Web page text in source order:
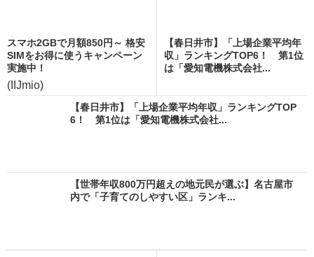
スマホ2GBで月額850円～ 格安
SIMをお得に使うキャンペーン
実施中！
(IIJmio)
【春日井市】「上場企業平均年
収」ランキングTOP6！ 第1位
は「愛知電機株式会社...
【春日井市】「上場企業平均年収」ランキングTOP
6！ 第1位は「愛知電機株式会社...
【世帯年収800万円超えの地元民が選ぶ】名古屋市
内で「子育てのしやすい区」ランキ...